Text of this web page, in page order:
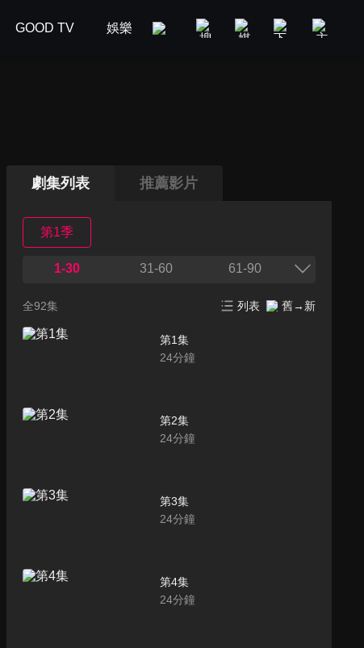
GOOD TV 娛樂 美食旅遊 新聞政論
劇集列表 推薦影片
第1季
1-30 31-60 61-90
全92集 列表 舊→新
第1集
24分鐘
第2集
24分鐘
第3集
24分鐘
第4集
24分鐘